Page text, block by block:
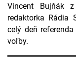
Vincent Bujňák
redaktorka Rádia
celý deň
voľby.